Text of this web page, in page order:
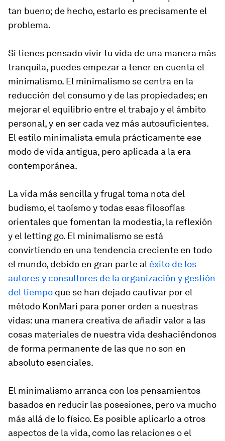
tan bueno; de hecho, estarlo es precisamente el
problema.
Si tienes pensado vivir tu vida de una manera más
tranquila, puedes empezar a tener en cuenta el
minimalismo. El minimalismo se centra en la
reducción del consumo y de las propiedades; en
mejorar el equilibrio entre el trabajo y el ámbito
personal, y en ser cada vez más autosuficientes.
El estilo minimalista emula prácticamente ese
modo de vida antigua, pero aplicada a la era
contemporánea.
La vida más sencilla y frugal toma nota del
budismo, el taoísmo y todas esas filosofías
orientales que fomentan la modestia, la reflexión
y el letting go. El minimalismo se está
convirtiendo en una tendencia creciente en todo
el mundo, debido en gran parte al éxito de los
autores y consultores de la organización y gestión
del tiempo que se han dejado cautivar por el
método KonMari para poner orden a nuestras
vidas: una manera creativa de añadir valor a las
cosas materiales de nuestra vida deshaciéndonos
de forma permanente de las que no son en
absoluto esenciales.
El minimalismo arranca con los pensamientos
basados en reducir las posesiones, pero va mucho
más allá de lo físico. Es posible aplicarlo a otros
aspectos de la vida, como las relaciones o el